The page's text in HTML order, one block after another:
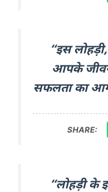
“इस
आपके
सफलता का
SHARE:
“लोहड़ी के